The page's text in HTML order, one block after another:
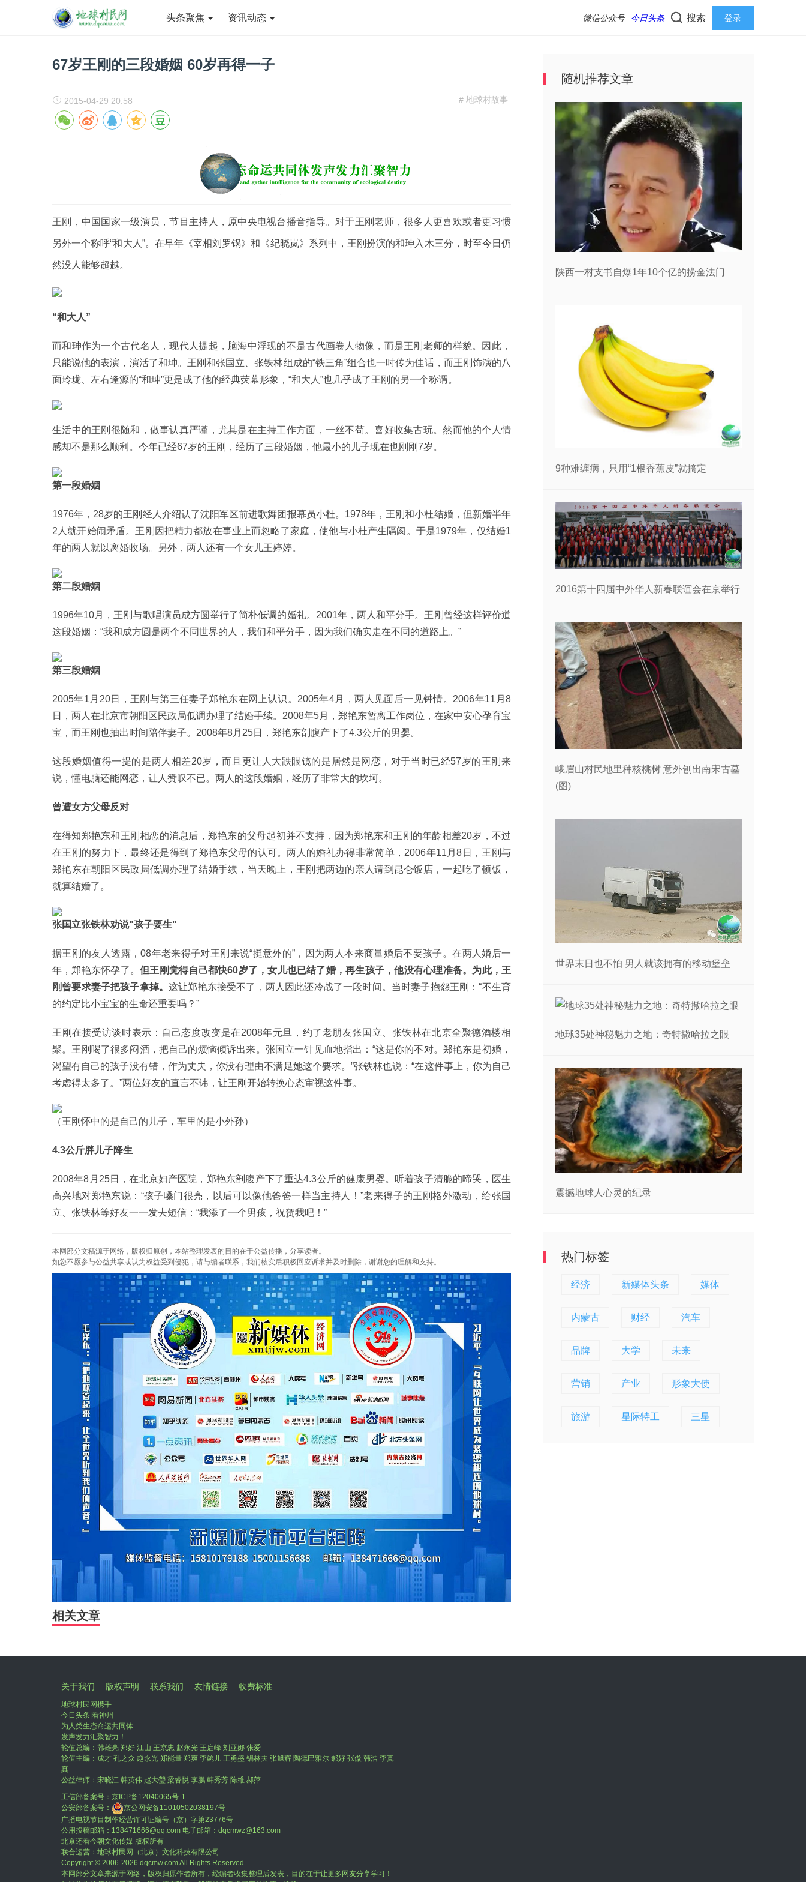
头条聚焦 资讯动态 微信公众号 今日头条 搜索 登录
67岁王刚的三段婚姻 60岁再得一子
# 地球村故事
2015-04-29 20:58
王刚，中国国家一级演员，节目主持人，原中央电视台播音指导。对于王刚老师，很多人更喜欢或者更习惯
另外一个称呼“和大人”。在早年《宰相刘罗锅》和《纪晓岚》系列中，王刚扮演的和珅入木三分，时至今日仍
然没人能够超越。
“和大人”
而和珅作为一个古代名人，现代人提起，脑海中浮现的不是古代画卷人物像，而是王刚老师的样貌。因此，
只能说他的表演，演活了和珅。王刚和张国立、张铁林组成的“铁三角”组合也一时传为佳话，而王刚饰演的八
面玲珑、左右逢源的“和珅”更是成了他的经典荧幕形象，“和大人”也几乎成了王刚的另一个称谓。
生活中的王刚很随和，做事认真严谨，尤其是在主持工作方面，一丝不苟。喜好收集古玩。然而他的个人情
感却不是那么顺利。今年已经67岁的王刚，经历了三段婚姻，他最小的儿子现在也刚刚7岁。
第一段婚姻
1976年，28岁的王刚经人介绍认了沈阳军区前进歌舞团报幕员小杜。1978年，王刚和小杜结婚，但新婚半年
2人就开始闹矛盾。王刚因把精力都放在事业上而忽略了家庭，使他与小杜产生隔阂。于是1979年，仅结婚1
年的两人就以离婚收场。另外，两人还有一个女儿王婷婷。
第二段婚姻
1996年10月，王刚与歌唱演员成方圆举行了简朴低调的婚礼。2001年，两人和平分手。王刚曾经这样评价道
这段婚姻：“我和成方圆是两个不同世界的人，我们和平分手，因为我们确实走在不同的道路上。”
第三段婚姻
2005年1月20日，王刚与第三任妻子郑艳东在网上认识。2005年4月，两人见面后一见钟情。2006年11月8
日，两人在北京市朝阳区民政局低调办理了结婚手续。2008年5月，郑艳东暂离工作岗位，在家中安心孕育宝
宝，而王刚也抽出时间陪伴妻子。2008年8月25日，郑艳东剖腹产下了4.3公斤的男婴。
这段婚姻值得一提的是两人相差20岁，而且更让人大跌眼镜的是居然是网恋，对于当时已经57岁的王刚来
说，懂电脑还能网恋，让人赞叹不已。两人的这段婚姻，经历了非常大的坎坷。
曾遭女方父母反对
在得知郑艳东和王刚相恋的消息后，郑艳东的父母起初并不支持，因为郑艳东和王刚的年龄相差20岁，不过
在王刚的努力下，最终还是得到了郑艳东父母的认可。两人的婚礼办得非常简单，2006年11月8日，王刚与
郑艳东在朝阳区民政局低调办理了结婚手续，当天晚上，王刚把两边的亲人请到昆仑饭店，一起吃了顿饭，
就算结婚了。
张国立张铁林劝说"孩子要生"
据王刚的友人透露，08年老来得子对王刚来说“挺意外的”，因为两人本来商量婚后不要孩子。在两人婚后一
年，郑艳东怀孕了。但王刚觉得自己都快60岁了，女儿也已结了婚，再生孩子，他没有心理准备。为此，王
刚曾要求妻子把孩子拿掉。这让郑艳东接受不了，两人因此还冷战了一段时间。当时妻子抱怨王刚：“不生育
的约定比小宝宝的生命还重要吗？”
王刚在接受访谈时表示：自己态度改变是在2008年元旦，约了老朋友张国立、张铁林在北京全聚德酒楼相
聚。王刚喝了很多闷酒，把自己的烦恼倾诉出来。张国立一针见血地指出：“这是你的不对。郑艳东是初婚，
渴望有自己的孩子没有错，作为丈夫，你没有理由不满足她这个要求。”张铁林也说：“在这件事上，你为自己
考虑得太多了。”两位好友的直言不讳，让王刚开始转换心态审视这件事。
（王刚怀中的是自己的儿子，车里的是小外孙）
4.3公斤胖儿子降生
2008年8月25日，在北京妇产医院，郑艳东剖腹产下了重达4.3公斤的健康男婴。听着孩子清脆的啼哭，医生
高兴地对郑艳东说：“孩子嗓门很亮，以后可以像他爸爸一样当主持人！”老来得子的王刚格外激动，给张国
立、张铁林等好友一一发去短信：“我添了一个男孩，祝贺我吧！”
本网部分文稿源于网络，版权归原创，本站整理发表的目的在于公益传播，分享读者。
如您不愿参与公益共享或认为权益受到侵犯，请与编者联系，我们核实后积极回应诉求并及时删除，谢谢您的理解和支持。
相关文章
随机推荐文章
陕西一村支书自爆1年10个亿的捞金法门
9种难缠病，只用“1根香蕉皮”就搞定
2016第十四届中外华人新春联谊会在京举行
峨眉山村民地里种核桃树 意外刨出南宋古墓
(图)
世界末日也不怕 男人就该拥有的移动堡垒
地球35处神秘魅力之地：奇特撒哈拉之眼
震撼地球人心灵的纪录
热门标签
经济 新媒体头条 媒体
内蒙古 财经 汽车
品牌 大学 未来
营销 产业 形象大使
旅游 星际特工 三星
关于我们 版权声明 联系我们 友情链接 收费标准
地球村民网携手
今日头条|看神州
为人类生态命运共同体
发声发力汇聚智力！
轮值总编：韩雄亮 郑好 江山 王京忠 赵永光 王启峰 刘亚娜 张爱
轮值主编：成才 孔之众 赵永光 郑能量 郑爽 李婉儿 王勇盛 锡林夫 张旭辉 陶德巴雅尔 郝好 张傲 韩浩 李真
真
公益律师：宋晓江 韩英伟 赵大瑩 梁睿悦 李鹏 韩秀芳 陈维 郝萍
工信部备案号： 京ICP备12040065号-1
公安部备案号：
京公网安备11010502038197号
广播电视节目制作经营许可证编号（京）字第23776号
公用投稿邮箱：138471666@qq.com 电子邮箱：dqcmwz@163.com
北京还看今朝文化传媒 版权所有
联合运营：地球村民网（北京）文化科技有限公司
Copyright © 2006-2026 dqcmw.com All Rights Reserved.
本网部分文章来源于网络，版权归原作者所有，经编者收集整理后发表，目的在于让更多网友分享学习！